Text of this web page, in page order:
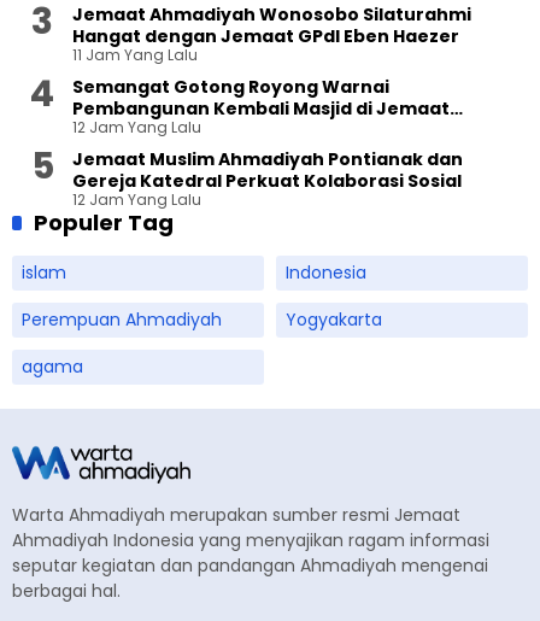
Jemaat Ahmadiyah Wonosobo Silaturahmi
Hangat dengan Jemaat GPdI Eben Haezer
11 Jam Yang Lalu
Semangat Gotong Royong Warnai
Pembangunan Kembali Masjid di Jemaat
Ahmadiyah Sukapura
12 Jam Yang Lalu
Jemaat Muslim Ahmadiyah Pontianak dan
Gereja Katedral Perkuat Kolaborasi Sosial
12 Jam Yang Lalu
Populer Tag
islam
Indonesia
Perempuan Ahmadiyah
Yogyakarta
agama
Warta Ahmadiyah merupakan sumber resmi Jemaat
Ahmadiyah Indonesia yang menyajikan ragam informasi
seputar kegiatan dan pandangan Ahmadiyah mengenai
berbagai hal.